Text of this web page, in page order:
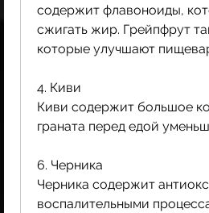
содержит флавоноиды,
сжигать жир. Грейпфрут
которые улучшают
4. Киви
Киви содержит большое
граната перед едой
6. Черника
Черника содержит
воспалительными